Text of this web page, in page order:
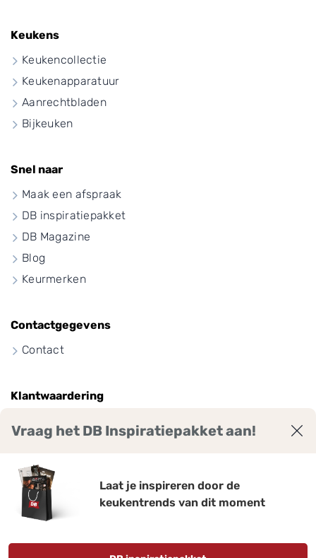
Vraag het DB Inspiratiepakket aan!
Laat je inspireren door de
keukentrends van dit moment
Keukens
Keukencollectie
Keukenapparatuur
Aanrechtbladen
Bijkeuken
Snel naar
Maak een afspraak
DB inspiratiepakket
DB Magazine
Blog
Keurmerken
Contactgegevens
Contact
Klantwaardering
9
Bekijk ruim 2300 reviews voor DB Keukens.
Gemiddelde score: 9,7 van 10